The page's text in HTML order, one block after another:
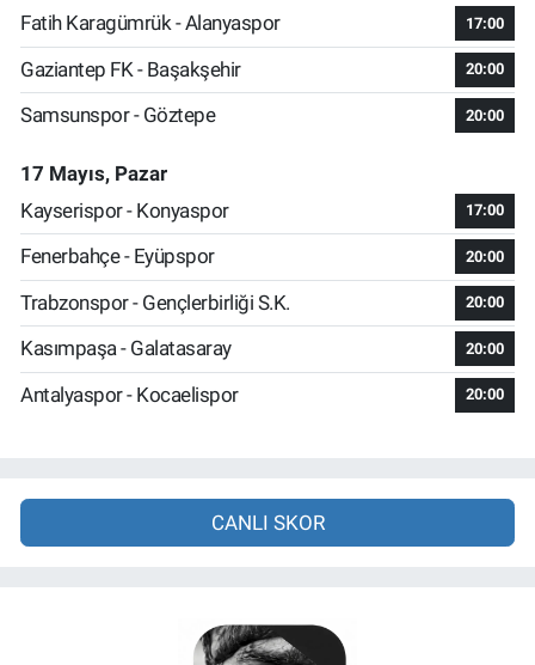
Fatih Karagümrük - Alanyaspor
17:00
Gaziantep FK - Başakşehir 20:00
Samsunspor - Göztepe 20:00
17 Mayıs, Pazar
Kayserispor - Konyaspor
17:00
Fenerbahçe - Eyüpspor 20:00
Trabzonspor - Gençlerbirliği S.K. 20:00
Kasımpaşa - Galatasaray 20:00
Antalyaspor - Kocaelispor 20:00
CANLI SKOR